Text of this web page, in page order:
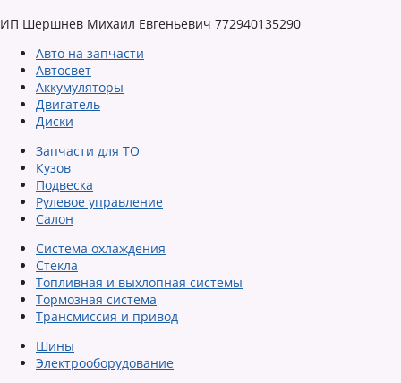
ИП Шершнев Михаил Евгеньевич 772940135290
Авто на запчасти
Автосвет
Аккумуляторы
Двигатель
Диски
Запчасти для ТО
Кузов
Подвеска
Рулевое управление
Салон
Система охлаждения
Стекла
Топливная и выхлопная системы
Тормозная система
Трансмиссия и привод
Шины
Электрооборудование